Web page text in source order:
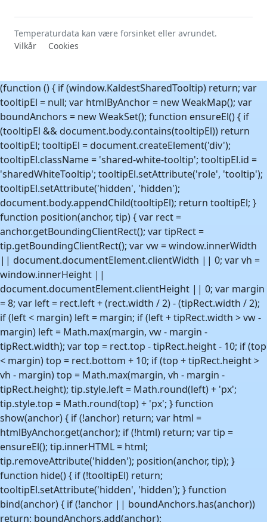
Temperaturdata kan være forsinket eller avrundet.
Vilkår
Cookies
(function () { if (window.KaldestSharedTooltip) return; var
tooltipEl = null; var htmlByAnchor = new WeakMap(); var
boundAnchors = new WeakSet(); function ensureEl() { if
(tooltipEl && document.body.contains(tooltipEl)) return
tooltipEl; tooltipEl = document.createElement('div');
tooltipEl.className = 'shared-white-tooltip'; tooltipEl.id =
'sharedWhiteTooltip'; tooltipEl.setAttribute('role', 'tooltip');
tooltipEl.setAttribute('hidden', 'hidden');
document.body.appendChild(tooltipEl); return tooltipEl; }
function position(anchor, tip) { var rect =
anchor.getBoundingClientRect(); var tipRect =
tip.getBoundingClientRect(); var vw = window.innerWidth
|| document.documentElement.clientWidth || 0; var vh =
window.innerHeight ||
document.documentElement.clientHeight || 0; var margin
= 8; var left = rect.left + (rect.width / 2) - (tipRect.width / 2);
if (left < margin) left = margin; if (left + tipRect.width > vw -
margin) left = Math.max(margin, vw - margin -
tipRect.width); var top = rect.top - tipRect.height - 10; if (top
< margin) top = rect.bottom + 10; if (top + tipRect.height >
vh - margin) top = Math.max(margin, vh - margin -
tipRect.height); tip.style.left = Math.round(left) + 'px';
tip.style.top = Math.round(top) + 'px'; } function
show(anchor) { if (!anchor) return; var html =
htmlByAnchor.get(anchor); if (!html) return; var tip =
ensureEl(); tip.innerHTML = html;
tip.removeAttribute('hidden'); position(anchor, tip); }
function hide() { if (!tooltipEl) return;
tooltipEl.setAttribute('hidden', 'hidden'); } function
bind(anchor) { if (!anchor || boundAnchors.has(anchor))
return; boundAnchors.add(anchor);